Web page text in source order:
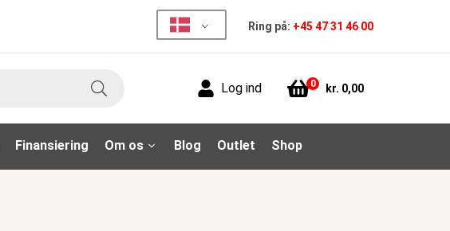
Ring på: +45 47 31 46 00
Log ind 0 kr. 0,00
Søg
Finansiering Om os Blog Outlet Shop